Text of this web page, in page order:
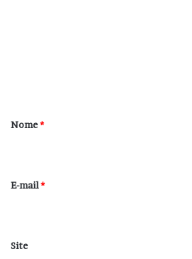
r
*
Nome*
E-mail*
Site